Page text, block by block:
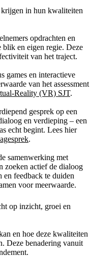
in hun kwaliteiten
opdrachten en
blik en eigen regie. Deze
van het traject.
games en interactieve
van het assessment
Reality (VR) SJT.
gesprek op een
en verdieping – een
echt begint. Lees hier
.
samenwerking met
zoeken actief de dialoog
en feedback te duiden
voor meerwaarde.
op inzicht, groei en
en hoe deze kwaliteiten
Deze benadering vanuit